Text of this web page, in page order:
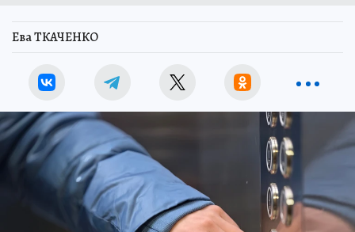
Ева ТКАЧЕНКО